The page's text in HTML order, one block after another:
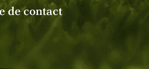
de contact